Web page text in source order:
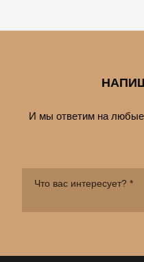
И мы ответим на